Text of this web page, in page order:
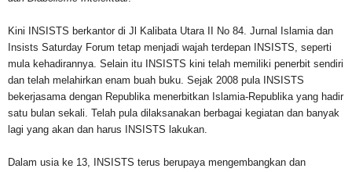
Kini INSISTS berkantor di Jl Kalibata Utara II No 84. Jurnal Islamia dan
Insists Saturday Forum tetap menjadi wajah terdepan INSISTS, seperti
mula kehadirannya. Selain itu INSISTS kini telah memiliki penerbit sendiri
dan telah melahirkan enam buah buku. Sejak 2008 pula INSISTS
bekerjasama dengan Republika menerbitkan Islamia-Republika yang hadir
satu bulan sekali. Telah pula dilaksanakan berbagai kegiatan dan banyak
lagi yang akan dan harus INSISTS lakukan.
Dalam usia ke 13, INSISTS terus berupaya mengembangkan dan